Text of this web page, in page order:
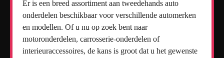
Er is een breed assortiment aan tweedehands auto
onderdelen beschikbaar voor verschillende automerken
en modellen. Of u nu op zoek bent naar
motoronderdelen, carrosserie-onderdelen of
interieuraccessoires, de kans is groot dat u het gewenste